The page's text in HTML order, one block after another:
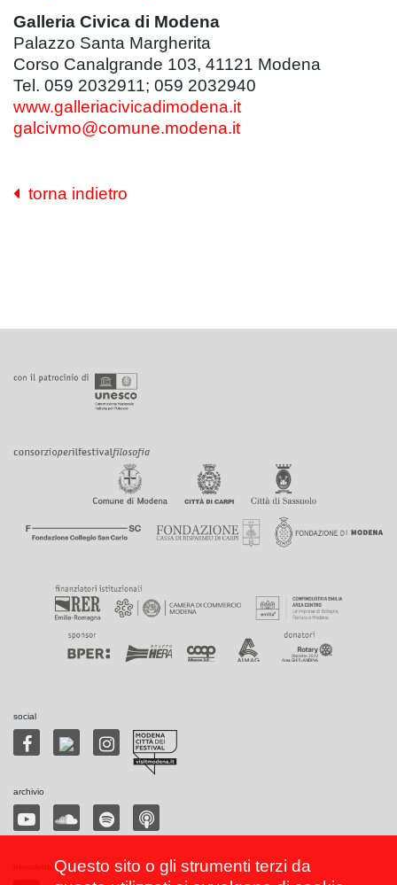
Galleria Civica di Modena
Palazzo Santa Margherita
Corso Canalgrande 103, 41121 Modena
Tel. 059 2032911; 059 2032940
www.galleriacivicadimodena.it
galcivmo@comune.modena.it
torna indietro
social
archivio
Questo sito o gli strumenti terzi da